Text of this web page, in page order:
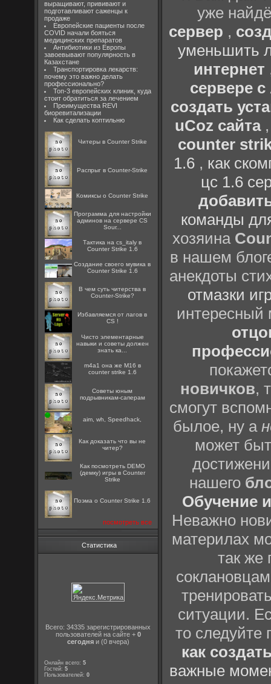
выращивают, прививают и
подготавливают саженцы к
продаже
Европейские пациенты после
COVID начали бояться
медицинских препаратов
Антибиотики из Европы
завоевывают популярность в
Казахстане
Транспортировка лекарств:
почему это важно делать
профессионально?
Топ-3 европейских клиник, куда
стоит обратиться за лечением
Преимущества REVI
биоревитализации
Как сделать коптильню
Читеры в Counter Strike
Распрыг в Counter-Strike
Комиксы о Counter Strike
Программа для настройки
админов на сервере CS
Sour...
Тактика на cs_italy в
Counter Strike 1.6
Создание своего мувика в
Counter Strike 1.6
В чем суть читерства в
Counter-Strike?
Избавляемся от лагов в
CS !
Чисто элементарные
навыки и советы должен
знать ка...
m4a1 она же M16 в
counter strike 1.6
Советы юным
подрывникам-саперам
aim, wh, Speedhack,
Как доказать что вы не
читер?
Как посмотреть DEMO
(демку) игры в Counter
Strike
Поэма о Counter Strike 1.6
посмотреть все
Статистика
Всего: 34335 зарегистрированных
пользователей на сайте + 0
сегодняи (0 вчера)
Онлайн всего:5
Гостей:5
Пользователей:0
уже
сервер ,
уменьшить
интернет
сервере
создать
uCoz сайта
counter
1.6, как
цс 1.6
команды
хозяина
в нашем
анекдоты
отмазки
интересный
новичков,
смогут
былое, ну а
может
нашего
Обучение
Неважно
материлах
так же
ситуации.
то
как
важные